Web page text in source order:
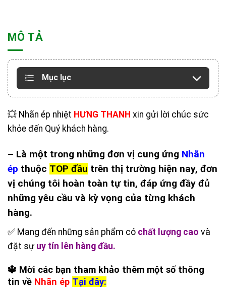
MÔ TẢ
Mục lục
💥 Nhãn ép nhiệt HƯNG THANH xin gửi lời chúc sức
khỏe đến Quý khách hàng.
– Là một trong những đơn vị cung ứng Nhãn
ép thuộc TOP đầu trên thị trường hiện nay, đơn
vị chúng tôi hoàn toàn tự tin, đáp ứng đầy đủ
những yêu cầu và kỳ vọng của từng khách
hàng.
✅ Mang đến những sản phẩm có chất lượng cao và
đặt sự uy tín lên hàng đầu.
🔱 Mời các bạn tham khảo thêm một số thông
tin về Nhãn ép Tại đây: